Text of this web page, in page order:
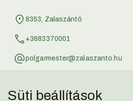
8353, Zalaszántó
+3683370001
polgarmester@zalaszanto.hu
Süti beállítások